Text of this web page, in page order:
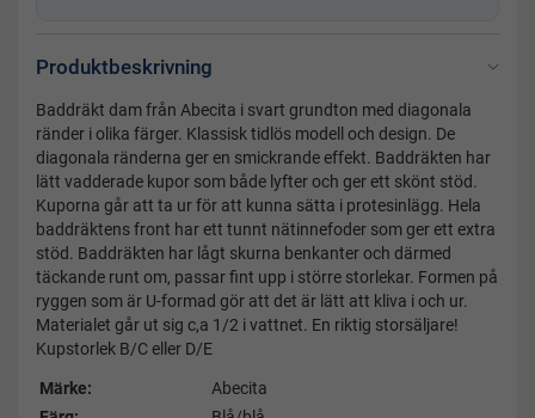
Produktbeskrivning
Baddräkt dam från Abecita i svart grundton med diagonala
ränder i olika färger. Klassisk tidlös modell och design. De
diagonala ränderna ger en smickrande effekt. Baddräkten har
lätt vadderade kupor som både lyfter och ger ett skönt stöd.
Kuporna går att ta ur för att kunna sätta i protesinlägg. Hela
baddräktens front har ett tunnt nätinnefoder som ger ett extra
stöd. Baddräkten har lågt skurna benkanter och därmed
täckande runt om, passar fint upp i större storlekar. Formen på
ryggen som är U-formad gör att det är lätt att kliva i och ur.
Materialet går ut sig c,a 1/2 i vattnet. En riktig storsäljare!
Kupstorlek B/C eller D/E
Märke:
Abecita